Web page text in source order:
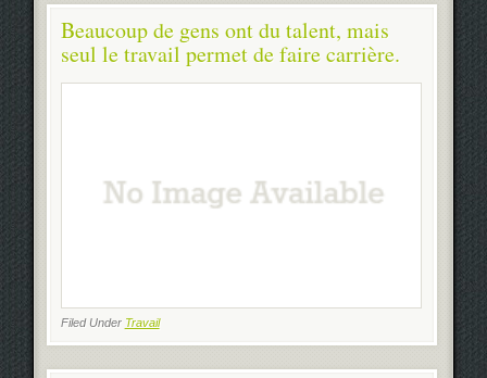
Beaucoup de gens ont du talent, mais
seul le travail permet de faire carrière.
Filed Under Travail